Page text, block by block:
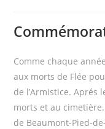
Comme chaque
aux morts de Flée
de l’Armistice. Aprés
morts et au
de Beaumont-Pied-